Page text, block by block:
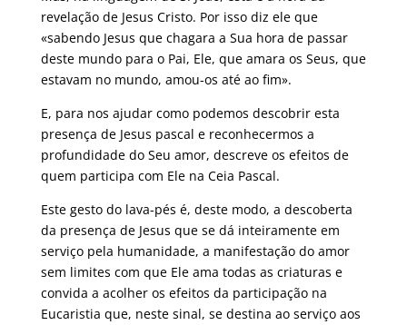
revelação de Jesus Cristo. Por isso diz ele que
«sabendo Jesus que chagara a Sua hora de passar
deste mundo para o Pai, Ele, que amara os Seus, que
estavam no mundo, amou-os até ao fim».
E, para nos ajudar como podemos descobrir esta
presença de Jesus pascal e reconhecermos a
profundidade do Seu amor, descreve os efeitos de
quem participa com Ele na Ceia Pascal.
Este gesto do lava-pés é, deste modo, a descoberta
da presença de Jesus que se dá inteiramente em
serviço pela humanidade, a manifestação do amor
sem limites com que Ele ama todas as criaturas e
convida a acolher os efeitos da participação na
Eucaristia que, neste sinal, se destina ao serviço aos